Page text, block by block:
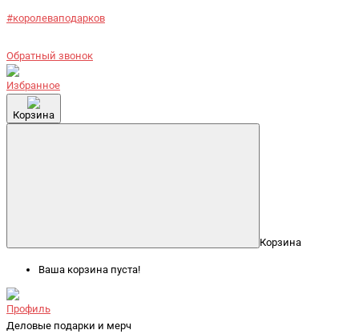
#королеваподарков
Обратный звонок
Избранное
Корзина
Корзина
Ваша корзина пуста!
Профиль
Деловые подарки и мерч